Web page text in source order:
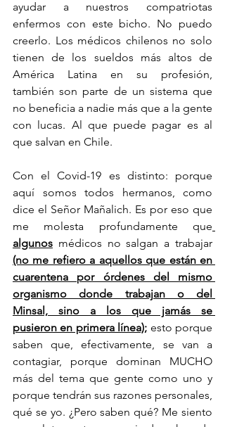
ayudar a nuestros compatriotas
enfermos con este bicho. No puedo
creerlo. Los médicos chilenos no solo
tienen de los sueldos más altos de
América Latina en su profesión,
también son parte de un sistema que
no beneficia a nadie más que a la gente
con lucas. Al que puede pagar es al
que salvan en Chile.
Con el Covid-19 es distinto: porque
aquí somos todos hermanos, como
dice el Señor Mañalich. Es por eso que
me molesta profundamente que
algunos
(no me refiero a aquellos que están en
cuarentena por órdenes del mismo
organismo donde trabajan o del
Minsal, sino a los que jamás se
pusieron en primera línea); esto porque
saben que, efectivamente, se van a
contagiar, porque dominan MUCHO
más del tema que gente como uno y
porque tendrán sus razones personales,
qué se yo. ¿Pero saben qué? Me siento